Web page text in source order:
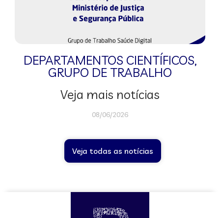
DEPARTAMENTOS CIENTÍFICOS,
GRUPO DE TRABALHO
Veja mais notícias
08/06/2026
Veja todas as notícias